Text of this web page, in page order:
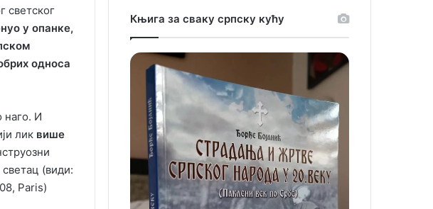
светског
у опанке,
односа
наго. И
лик више
(види:
Paris)
Књига за сваку српску кућу